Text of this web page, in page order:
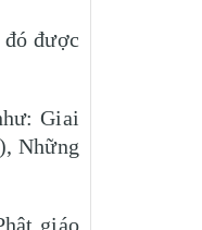
đó được
Giai
Những
giáo